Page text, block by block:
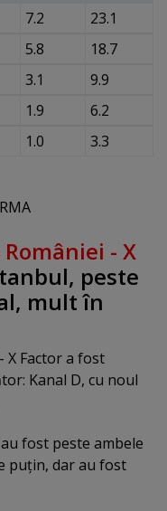
7.2
23.1
5.8
18.7
3.1
9.9
1.9
6.2
1.0 3.3
României - X
peste
mult în
X Factor a fost
Kanal D, cu noul
fost peste ambele
puţin, dar au fost